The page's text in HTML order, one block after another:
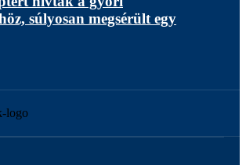
súlyosan megsérült egy